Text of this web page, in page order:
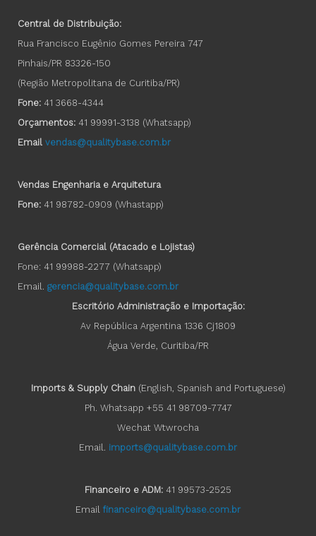
Central de Distribuição:
Rua Francisco Eugênio Gomes Pereira 747
Pinhais/PR 83326-150
(Região Metropolitana de Curitiba/PR)
Fone: 41 3668-4344
Orçamentos: 41 99991-3138 (Whatsapp)
Email vendas@qualitybase.com.br
Vendas Engenharia e Arquitetura
Fone: 41 98782-0909 (Whastapp)
Gerência Comercial (Atacado e Lojistas)
Fone: 41 99988-2277 (Whatsapp)
Email. gerencia@qualitybase.com.br
Escritório Administração e Importação:
Av República Argentina 1336 Cj1809
Água Verde, Curitiba/PR
Imports & Supply Chain (English, Spanish and Portuguese)
Ph. Whatsapp +55 41 98709-7747
Wechat Wtwrocha
Email. imports@qualitybase.com.br
Financeiro e ADM: 41 99573-2525
Email financeiro@qualitybase.com.br